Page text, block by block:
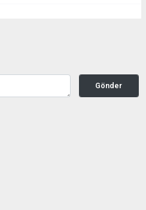
Gönder